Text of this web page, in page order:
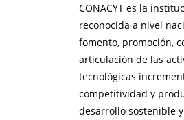
CONACYT es la
reconocida a nivel
fomento, promoción,
articulación de las
tecnológicas
competitividad y
desarrollo sostenible